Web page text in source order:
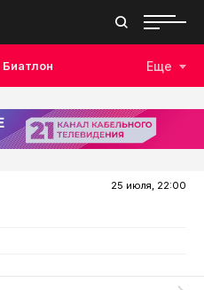
Биатлон
Плавание Дзюдо
Бокс
Еще
25 июля, 22:00